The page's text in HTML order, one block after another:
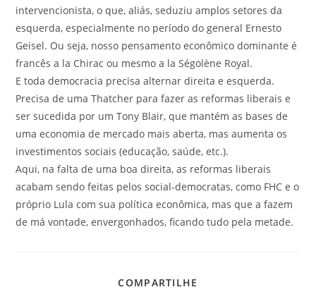
intervencionista, o que, aliás, seduziu amplos setores da
esquerda, especialmente no período do general Ernesto
Geisel. Ou seja, nosso pensamento econômico dominante é
francês a la Chirac ou mesmo a la Ségolène Royal.
E toda democracia precisa alternar direita e esquerda.
Precisa de uma Thatcher para fazer as reformas liberais e
ser sucedida por um Tony Blair, que mantém as bases de
uma economia de mercado mais aberta, mas aumenta os
investimentos sociais (educação, saúde, etc.).
Aqui, na falta de uma boa direita, as reformas liberais
acabam sendo feitas pelos social-democratas, como FHC e o
próprio Lula com sua política econômica, mas que a fazem
de má vontade, envergonhados, ficando tudo pela metade.
COMPARTILHE